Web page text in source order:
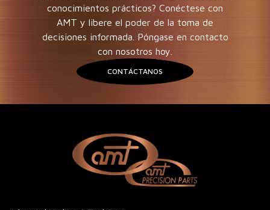
conocimientos prácticos? Conéctese con
AMT y libere el poder de la toma de
decisiones informada. Póngase en contacto
con nosotros hoy.
CONTÁCTANOS